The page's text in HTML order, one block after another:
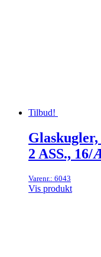
Tilbud!
2 ASS.,
Varenr.: 6043
Vis produkt